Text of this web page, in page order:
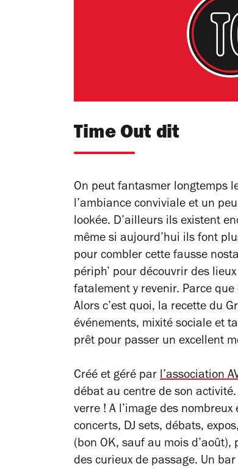
Time Out dit
On peut fantasmer longtemps
l’ambiance conviviale et un
lookée. D’ailleurs ils existent
même si aujourd’hui ils font
pour combler cette fausse
périph’ pour découvrir des
fatalement y revenir. Parce
Alors c’est quoi, la recette du
événements, mixité sociale et
prêt pour passer un excellent
Créé et géré par l’association
débat au centre de son activité.
verre ! A l’image des
concerts, DJ sets, débats,
(bon OK, sauf au mois
des curieux de passage. Un